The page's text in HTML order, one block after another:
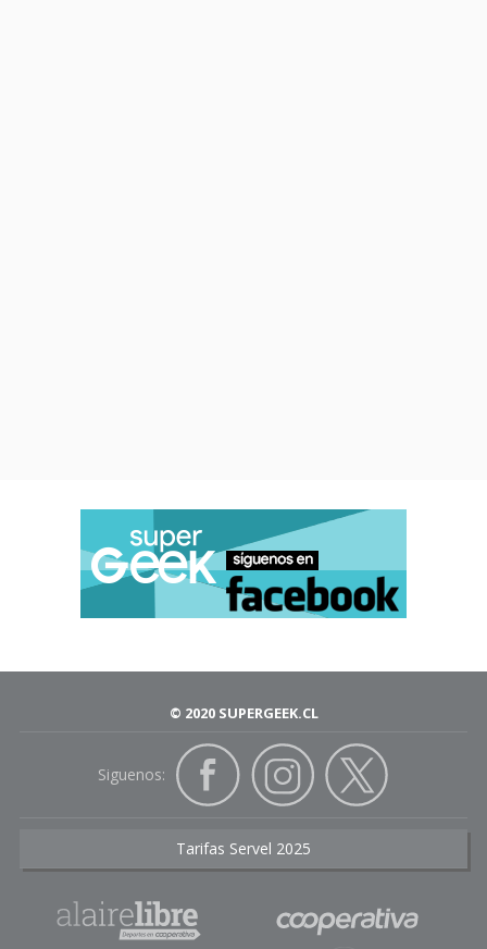
© 2020 SUPERGEEK.CL
Siguenos:
Tarifas Servel 2025